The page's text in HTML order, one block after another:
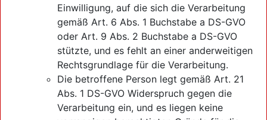
Einwilligung, auf die sich die Verarbeitung
gemäß Art. 6 Abs. 1 Buchstabe a DS-GVO
oder Art. 9 Abs. 2 Buchstabe a DS-GVO
stützte, und es fehlt an einer anderweitigen
Rechtsgrundlage für die Verarbeitung.
Die betroffene Person legt gemäß Art. 21
Abs. 1 DS-GVO Widerspruch gegen die
Verarbeitung ein, und es liegen keine